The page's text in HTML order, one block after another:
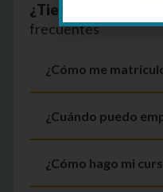
¿Tienes dudas?
frecuentes
¿Cómo me
¿Cuándo puedo
¿Cómo hago mi